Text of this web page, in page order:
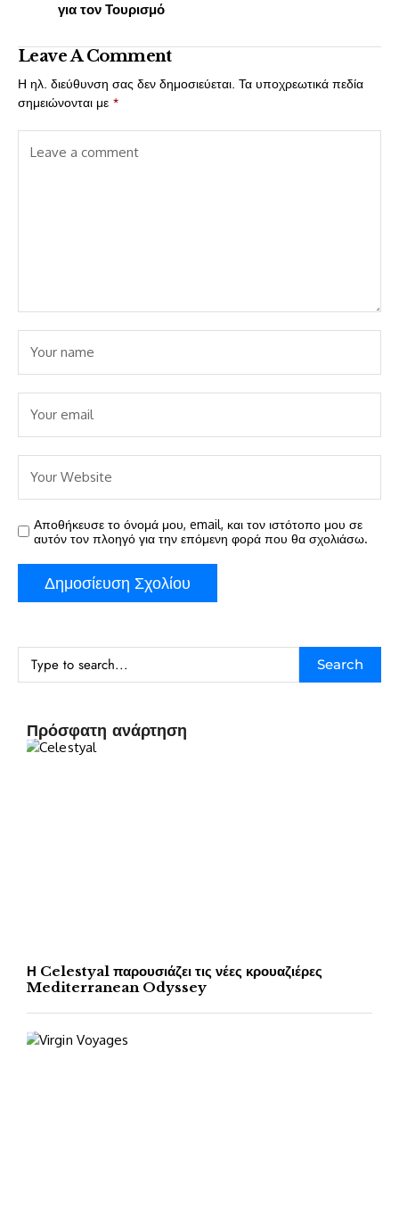
για τον Τουρισμό
Leave A Comment
Η ηλ. διεύθυνση σας δεν δημοσιεύεται. Τα υποχρεωτικά πεδία
σημειώνονται με *
Αποθήκευσε το όνομά μου, email, και τον ιστότοπο μου σε
αυτόν τον πλοηγό για την επόμενη φορά που θα σχολιάσω.
Search
Πρόσφατη ανάρτηση
Η Celestyal παρουσιάζει τις νέες κρουαζιέρες
Mediterranean Odyssey